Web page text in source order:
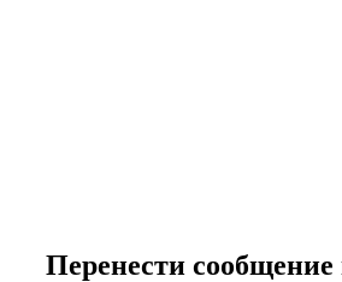
Перенести сообщение